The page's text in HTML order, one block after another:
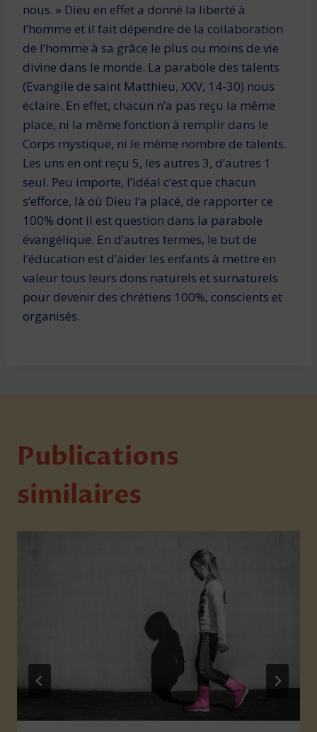
nous. » Dieu en effet a donné la liberté à
l’homme et il fait dépendre de la collaboration
de l’homme à sa grâce le plus ou moins de vie
divine dans le monde. La parabole des talents
(Evangile de saint Matthieu, XXV, 14-30) nous
éclaire. En effet, chacun n’a pas reçu la même
place, ni la même fonction à remplir dans le
Corps mystique, ni le même nombre de talents.
Les uns en ont reçu 5, les autres 3, d’autres 1
seul. Peu importe, l’idéal c’est que chacun
s’efforce, là où Dieu l’a placé, de rapporter ce
100% dont il est question dans la parabole
évangélique. En d’autres termes, le but de
l’éducation est d’aider les enfants à mettre en
valeur tous leurs dons naturels et surnaturels
pour devenir des chrétiens 100%, conscients et
organisés.
Publications
similaires